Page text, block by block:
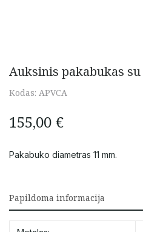
Auksinis pakabukas
Kodas: APVCA
155,00 €
Pakabuko diametras 11 mm.
Papildoma informacija